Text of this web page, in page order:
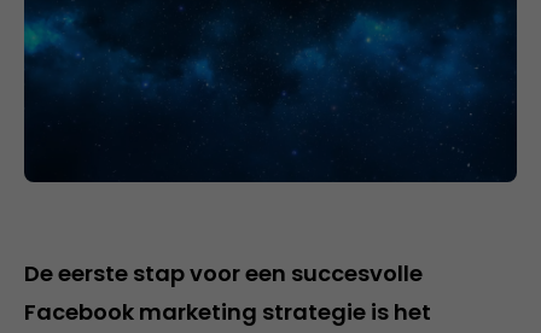
De eerste stap voor een succesvolle
Facebook marketing strategie is het